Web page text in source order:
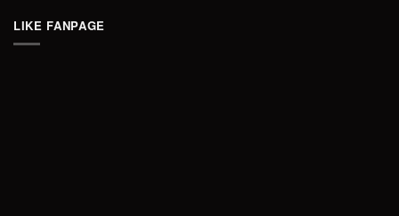
LIKE FANPAGE